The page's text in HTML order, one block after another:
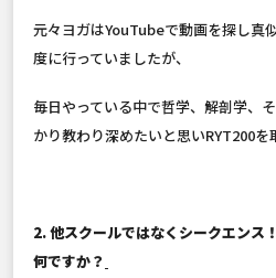
元々ヨガはYouTubeで動画を探し真
度に行っていましたが、
毎日やっている中で哲学、解剖学、
かり教わり深めたいと思いRYT200を
2. 他スクールではなくシークエンス
何ですか？